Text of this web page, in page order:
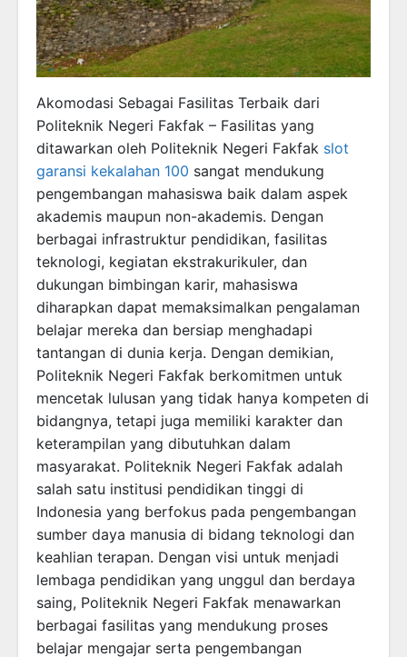
Akomodasi Sebagai Fasilitas Terbaik dari
Politeknik Negeri Fakfak – Fasilitas yang
ditawarkan oleh Politeknik Negeri Fakfak slot
garansi kekalahan 100 sangat mendukung
pengembangan mahasiswa baik dalam aspek
akademis maupun non-akademis. Dengan
berbagai infrastruktur pendidikan, fasilitas
teknologi, kegiatan ekstrakurikuler, dan
dukungan bimbingan karir, mahasiswa
diharapkan dapat memaksimalkan pengalaman
belajar mereka dan bersiap menghadapi
tantangan di dunia kerja. Dengan demikian,
Politeknik Negeri Fakfak berkomitmen untuk
mencetak lulusan yang tidak hanya kompeten di
bidangnya, tetapi juga memiliki karakter dan
keterampilan yang dibutuhkan dalam
masyarakat. Politeknik Negeri Fakfak adalah
salah satu institusi pendidikan tinggi di
Indonesia yang berfokus pada pengembangan
sumber daya manusia di bidang teknologi dan
keahlian terapan. Dengan visi untuk menjadi
lembaga pendidikan yang unggul dan berdaya
saing, Politeknik Negeri Fakfak menawarkan
berbagai fasilitas yang mendukung proses
belajar mengajar serta pengembangan